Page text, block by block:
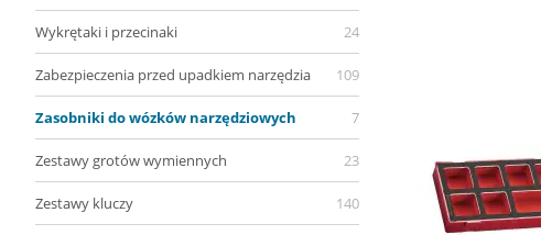
Wykrętaki i przecinaki 24
Zabezpieczenia przed upadkiem narzędzia 109
Zasobniki do wózków narzędziowych 7
Zestawy grotów wymiennych 23
Zestawy kluczy 140